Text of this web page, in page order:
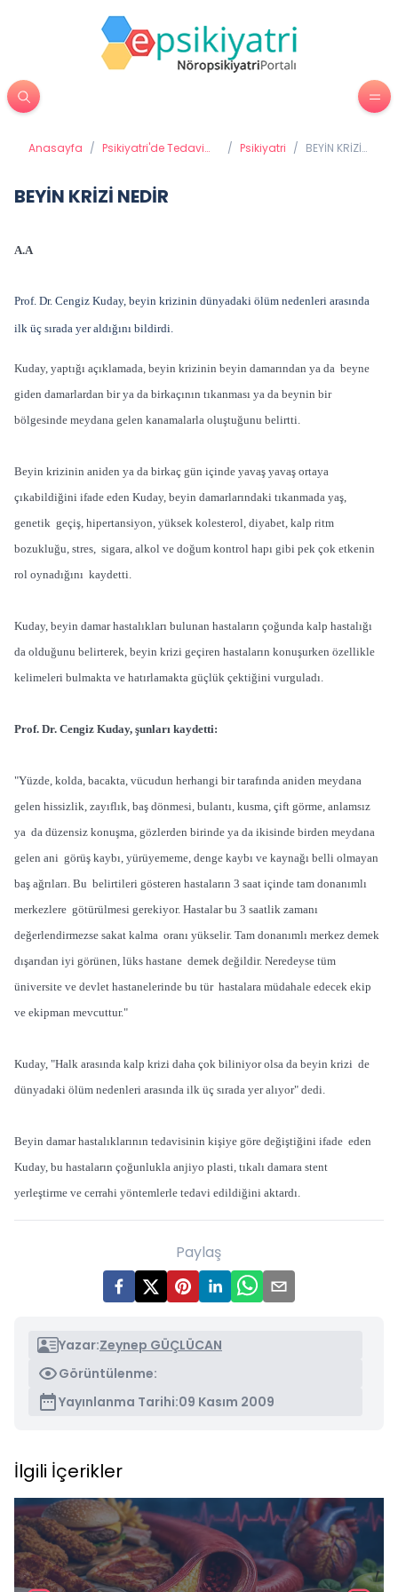
Anasayfa / Psikiyatri'de Tedavi
/ Psikiyatri / BEYİN KRİZİ
BEYİN KRİZİ NEDİR
A.A
Prof. Dr. Cengiz Kuday, beyin krizinin dünyadaki ölüm nedenleri arasında
ilk üç sırada yer aldığını bildirdi.
Kuday, yaptığı açıklamada, beyin krizinin beyin damarından ya da beyne
giden damarlardan bir ya da birkaçının tıkanması ya da beynin bir
bölgesinde meydana gelen kanamalarla oluştuğunu belirtti.
Beyin krizinin aniden ya da birkaç gün içinde yavaş yavaş ortaya
çıkabildiğini ifade eden Kuday, beyin damarlarındaki tıkanmada yaş,
genetik geçiş, hipertansiyon, yüksek kolesterol, diyabet, kalp ritm
bozukluğu, stres, sigara, alkol ve doğum kontrol hapı gibi pek çok etkenin
rol oynadığını kaydetti.
Kuday, beyin damar hastalıkları bulunan hastaların çoğunda kalp hastalığı
da olduğunu belirterek, beyin krizi geçiren hastaların konuşurken özellikle
kelimeleri bulmakta ve hatırlamakta güçlük çektiğini vurguladı.
Prof. Dr. Cengiz Kuday, şunları kaydetti:
"Yüzde, kolda, bacakta, vücudun herhangi bir tarafında aniden meydana
gelen hissizlik, zayıflık, baş dönmesi, bulantı, kusma, çift görme, anlamsız
ya da düzensiz konuşma, gözlerden birinde ya da ikisinde birden meydana
gelen ani görüş kaybı, yürüyememe, denge kaybı ve kaynağı belli olmayan
baş ağrıları. Bu belirtileri gösteren hastaların 3 saat içinde tam donanımlı
merkezlere götürülmesi gerekiyor. Hastalar bu 3 saatlik zamanı
değerlendirmezse sakat kalma oranı yükselir. Tam donanımlı merkez demek
dışarıdan iyi görünen, lüks hastane demek değildir. Neredeyse tüm
üniversite ve devlet hastanelerinde bu tür hastalara müdahale edecek ekip
ve ekipman mevcuttur."
Kuday, "Halk arasında kalp krizi daha çok biliniyor olsa da beyin krizi de
dünyadaki ölüm nedenleri arasında ilk üç sırada yer alıyor" dedi.
Beyin damar hastalıklarının tedavisinin kişiye göre değiştiğini ifade eden
Kuday, bu hastaların çoğunlukla anjiyo plasti, tıkalı damara stent
yerleştirme ve cerrahi yöntemlerle tedavi edildiğini aktardı.
Paylaş
Yazar:Zeynep GÜÇLÜCAN
Görüntülenme:
Yayınlanma Tarihi:09 Kasım 2009
İlgili İçerikler